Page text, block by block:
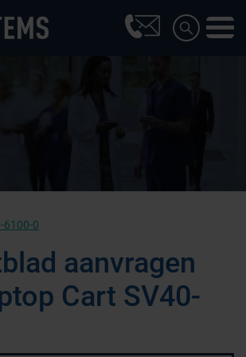
6100-0
aanvragen
Cart SV40-
industrie